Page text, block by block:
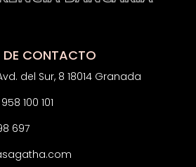
DE CONTACTO
del Sur, 8 18014 Granada
100 101
697